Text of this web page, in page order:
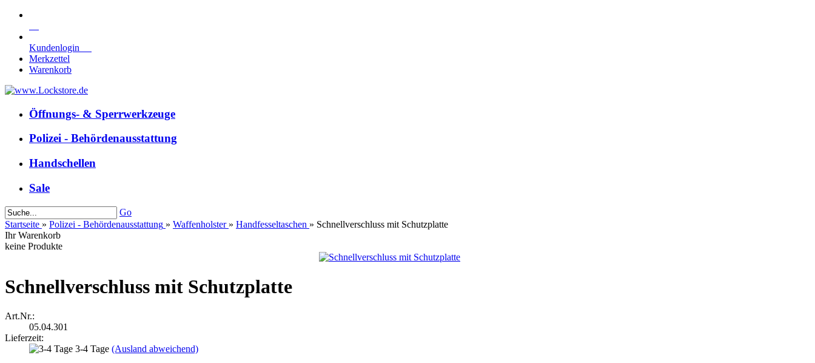
Kundenlogin
Merkzettel
Warenkorb
Öffnungs- & Sperrwerkzeuge
Polizei - Behördenausstattung
Handschellen
Sale
Go
Startseite » Polizei - Behördenausstattung » Waffenholster » Handfesseltaschen » Schnellverschluss mit Schutzplatte
Ihr Warenkorb
keine Produkte
Schnellverschluss mit Schutzplatte
Art.Nr.:
05.04.301
Lieferzeit:
3-4 Tage (Ausland abweichend)